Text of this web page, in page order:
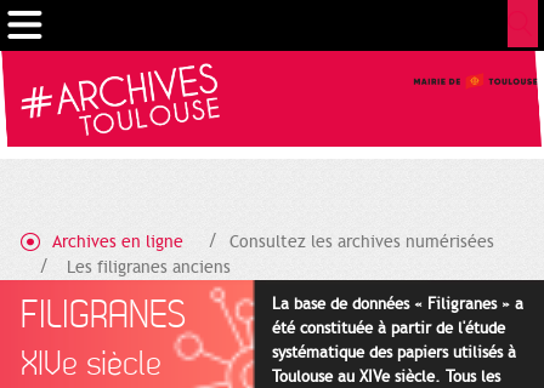
Archives en ligne
Consultez les archives numérisées
Les filigranes anciens
FILIGRANES
XIVe siècle
La base de données « Filigranes » a
été constituée à partir de l'étude
systématique des papiers utilisés à
Toulouse au XIVe siècle. Tous les
Gestion de vos préférences sur les cookies